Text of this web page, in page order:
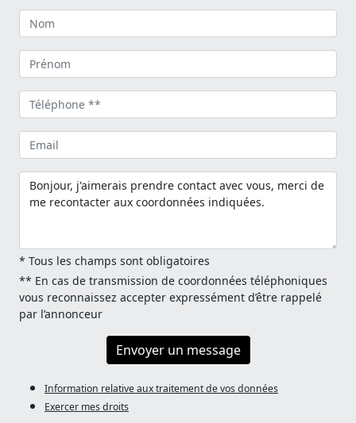
* Tous les champs sont obligatoires
** En cas de transmission de coordonnées téléphoniques
vous reconnaissez accepter expressément d’être rappelé
par l’annonceur
Envoyer un message
Information relative aux traitement de vos données
Exercer mes droits